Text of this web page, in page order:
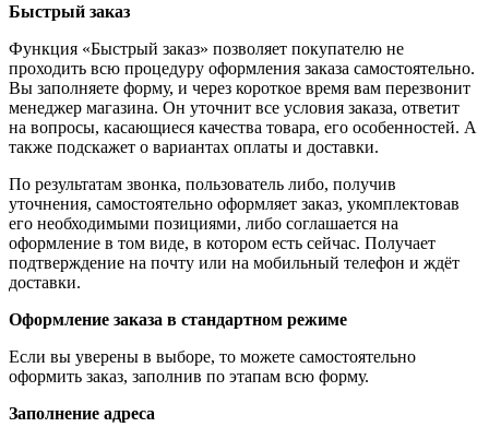
Быстрый заказ
Функция «Быстрый заказ» позволяет покупателю не
проходить всю процедуру оформления заказа самостоятельно.
Вы заполняете форму, и через короткое время вам перезвонит
менеджер магазина. Он уточнит все условия заказа, ответит
на вопросы, касающиеся качества товара, его особенностей. А
также подскажет о вариантах оплаты и доставки.
По результатам звонка, пользователь либо, получив
уточнения, самостоятельно оформляет заказ, укомплектовав
его необходимыми позициями, либо соглашается на
оформление в том виде, в котором есть сейчас. Получает
подтверждение на почту или на мобильный телефон и ждёт
доставки.
Оформление заказа в стандартном режиме
Если вы уверены в выборе, то можете самостоятельно
оформить заказ, заполнив по этапам всю форму.
Заполнение адреса